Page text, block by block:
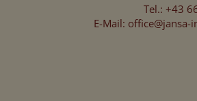
Tel.: +43
E-Mail: